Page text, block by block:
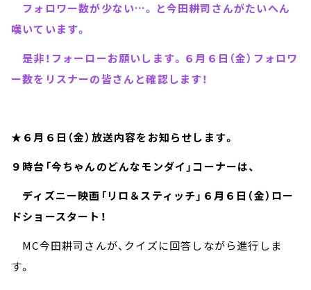
フォロワー数が少ない…。と今田耕司さんがたいへん
嘆いています。
是非！フォーローお願いします。６月６日（金）フォロワ
ー数をリスナーの皆さんと確認します！
★６月６日（金）放送内容をお知らせします。
９時台「今ちゃんのどんなモンダイ」コーナーは、
ディズニー映画「リロ＆スティッチ」６月６日（金）ロー
ドショースタート！
MC今田耕司さんが、クイズに回答しながら進行しま
す。